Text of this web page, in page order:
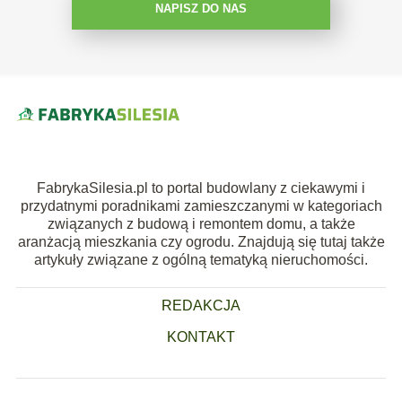
NAPISZ DO NAS
FabrykaSilesia.pl to portal budowlany z ciekawymi i
przydatnymi poradnikami zamieszczanymi w kategoriach
związanych z budową i remontem domu, a także
aranżacją mieszkania czy ogrodu. Znajdują się tutaj także
artykuły związane z ogólną tematyką nieruchomości.
REDAKCJA
KONTAKT